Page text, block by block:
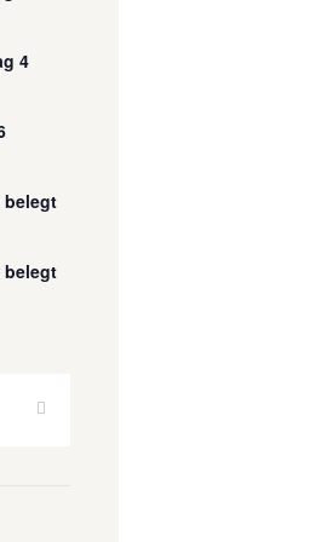
4
belegt
belegt